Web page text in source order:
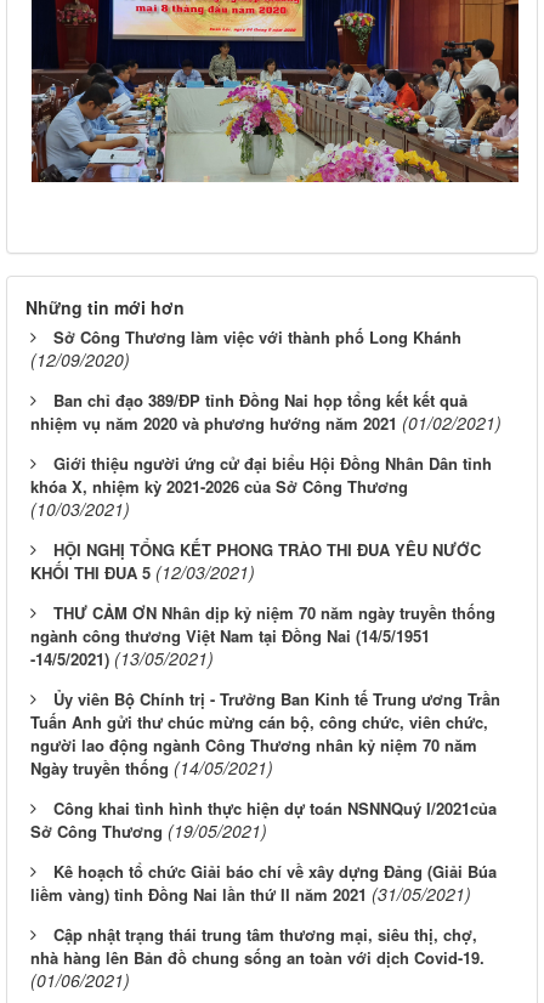
Những tin mới hơn
Sở Công Thương làm việc với thành phố Long Khánh
(12/09/2020)
Ban chỉ đạo 389/ĐP tỉnh Đồng Nai họp tổng kết kết quả
nhiệm vụ năm 2020 và phương hướng năm 2021 (01/02/2021)
Giới thiệu người ứng cử đại biểu Hội Đồng Nhân Dân tỉnh
khóa X, nhiệm kỳ 2021-2026 của Sở Công Thương
(10/03/2021)
HỘI NGHỊ TỔNG KẾT PHONG TRÀO THI ĐUA YÊU NƯỚC
KHỐI THI ĐUA 5 (12/03/2021)
THƯ CẢM ƠN Nhân dịp kỷ niệm 70 năm ngày truyền thống
ngành công thương Việt Nam tại Đồng Nai (14/5/1951
-14/5/2021) (13/05/2021)
Ủy viên Bộ Chính trị - Trưởng Ban Kinh tế Trung ương Trần
Tuấn Anh gửi thư chúc mừng cán bộ, công chức, viên chức,
người lao động ngành Công Thương nhân kỷ niệm 70 năm
Ngày truyền thống (14/05/2021)
Công khai tình hình thực hiện dự toán NSNNQuý I/2021của
Sở Công Thương (19/05/2021)
Kê hoạch tổ chức Giải báo chí về xây dựng Đảng (Giải Búa
liềm vàng) tỉnh Đồng Nai lần thứ II năm 2021 (31/05/2021)
Cập nhật trạng thái trung tâm thương mại, siêu thị, chợ,
nhà hàng lên Bản đồ chung sống an toàn với dịch Covid-19.
(01/06/2021)